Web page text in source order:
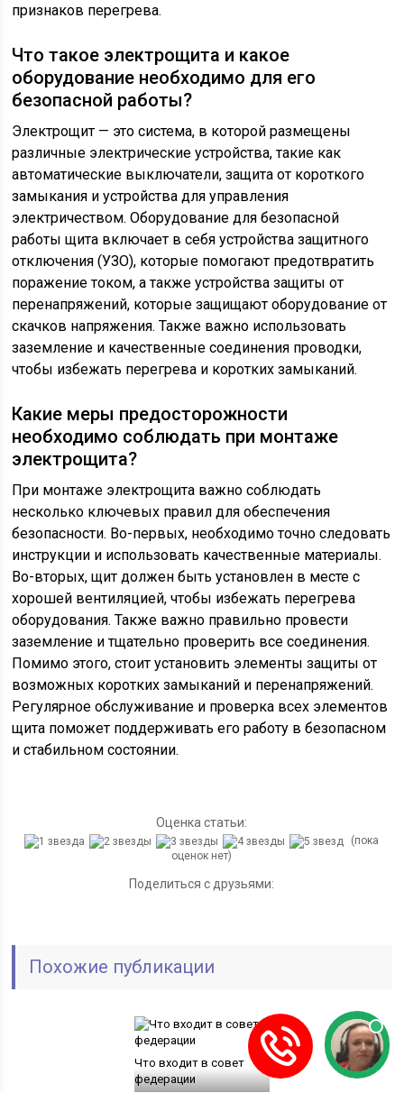
признаков перегрева.
Что такое электрощита и какое
оборудование необходимо для его
безопасной работы?
Электрощит — это система, в которой размещены
различные электрические устройства, такие как
автоматические выключатели, защита от короткого
замыкания и устройства для управления
электричеством. Оборудование для безопасной
работы щита включает в себя устройства защитного
отключения (УЗО), которые помогают предотвратить
поражение током, а также устройства защиты от
перенапряжений, которые защищают оборудование от
скачков напряжения. Также важно использовать
заземление и качественные соединения проводки,
чтобы избежать перегрева и коротких замыканий.
Какие меры предосторожности
необходимо соблюдать при монтаже
электрощита?
При монтаже электрощита важно соблюдать
несколько ключевых правил для обеспечения
безопасности. Во-первых, необходимо точно следовать
инструкции и использовать качественные материалы.
Во-вторых, щит должен быть установлен в месте с
хорошей вентиляцией, чтобы избежать перегрева
оборудования. Также важно правильно провести
заземление и тщательно проверить все соединения.
Помимо этого, стоит установить элементы защиты от
возможных коротких замыканий и перенапряжений.
Регулярное обслуживание и проверка всех элементов
щита поможет поддерживать его работу в безопасном
и стабильном состоянии.
Оценка статьи:
(пока
оценок нет)
Поделиться с друзьями:
Похожие публикации
Что входит в совет
федерации